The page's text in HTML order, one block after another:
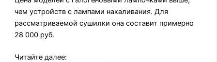
чем устройств с лампами накаливания. Для
рассматриваемой сушилки она составит примерно
28 000 руб.
Читайте далее: